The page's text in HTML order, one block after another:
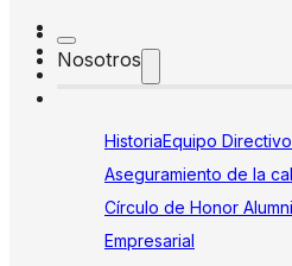
Nosotros
HistoriaEquipo Directivo
Aseguramiento de la
Círculo de Honor Alumni
Empresarial